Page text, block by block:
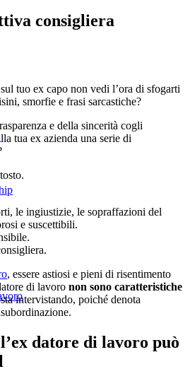
consigliera
tuo ex capo non vedi l’ora di sfogarti
smorfie e frasi sarcastiche?
e della sincerità cogli
tua ex azienda una serie di
le ingiustizie, le sopraffazioni del
e suscettibili.
, essere astiosi e pieni di risentimento
di lavoro non sono caratteristiche
intervistando, poiché denota
datore di lavoro può